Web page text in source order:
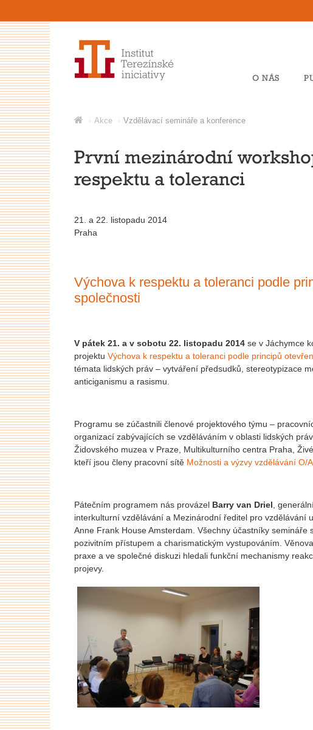
O NÁS
Akce Vzdělávací semináře a konference
První mezinárodní
respektu a toleranci
21. a 22. listopadu 2014
Praha
Výchova k respektu a toleranci podle
společnosti
V pátek 21. a v sobotu 22. listopadu 2014 se v Jáchymce
projektu Výchova k respektu a toleranci podle principů
témata lidských práv – vytváření předsudků, stereotypizace
anticiganismu a rasismu.
Programu se zúčastnili členové projektového týmu –
organizací zabývajících se vzděláváním v oblasti lidských
Židovského muzea v Praze, Multikulturního centra Praha,
kteří jsou členy pracovní sítě Možnosti a výzvy vzdělávání O/
Pátečním programem nás provázel Barry van Driel ,
interkulturní vzdělávání a Mezinárodní ředitel pro vzdělávání
Anne Frank House Amsterdam. Všechny účastníky semináře
pozivitním přístupem a charismatickým vystupováním.
praxe a ve společné diskuzi hledali funkční mechanismy
projevy.